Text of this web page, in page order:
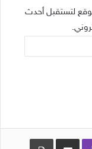
لتستقبل أحدث
Viber مشاركة عبر البريد طباعة